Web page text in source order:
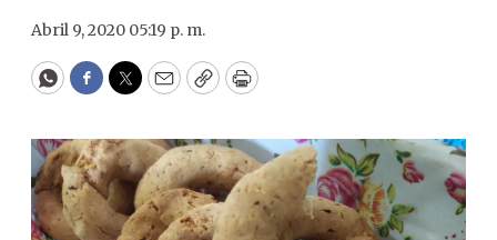
Abril 9, 2020 05:19 p. m.
WhatsApp
Facebook
Twitter
EmailCopyPrint